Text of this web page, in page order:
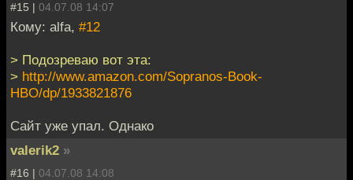
#15 | 04.07.08 14:07
Кому: alfa, #12
> Подозреваю вот эта:
> http://www.amazon.com/Sopranos-Book-
HBO/dp/1933821876
Сайт уже упал. Однако
valerik2 »
#16 | 04.07.08 14:08